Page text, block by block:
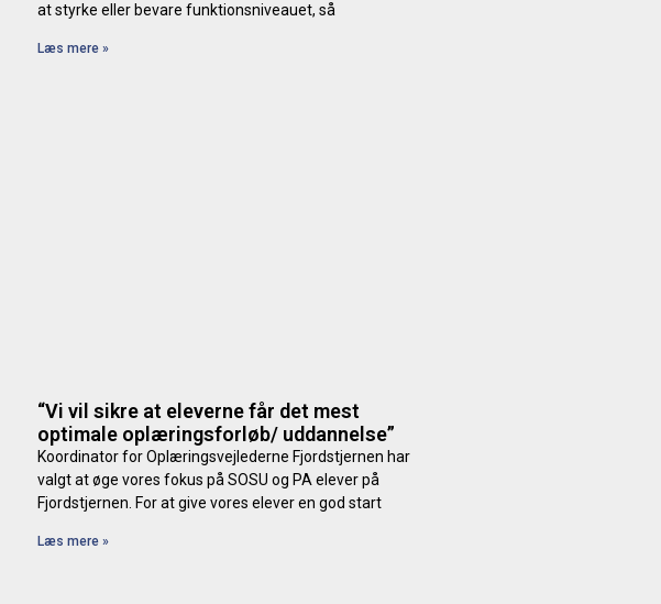
at styrke eller bevare funktionsniveauet, så
Læs mere »
“Vi vil sikre at eleverne får det mest
optimale oplæringsforløb/ uddannelse”
Koordinator for Oplæringsvejlederne Fjordstjernen har
valgt at øge vores fokus på SOSU og PA elever på
Fjordstjernen. For at give vores elever en god start
Læs mere »